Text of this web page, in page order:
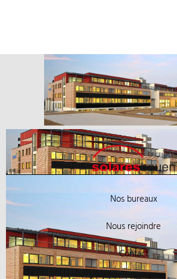
Nos bureaux
Nous rejoindre
Contact